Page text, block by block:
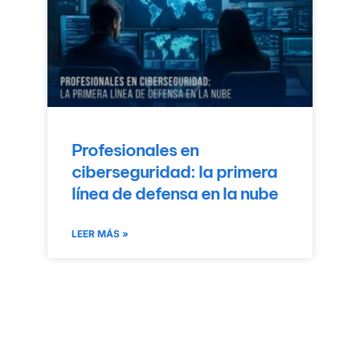
Profesionales en
ciberseguridad: la primera
línea de defensa en la nube
LEER MÁS »